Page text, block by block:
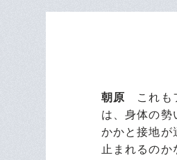
朝原 これも
は、身体の勢
かかと接地が
止まれるの